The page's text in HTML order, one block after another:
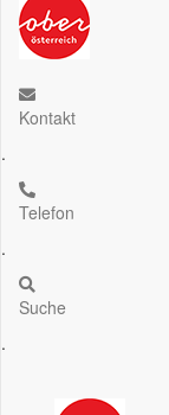
Kontakt
.
Telefon
.
Suche
.